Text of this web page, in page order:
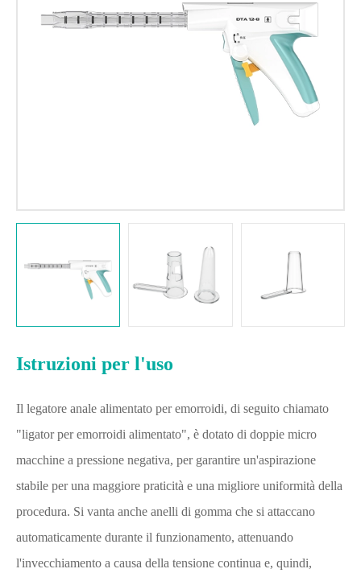
Istruzioni per l'uso
Il legatore anale alimentato per emorroidi, di seguito chiamato
"ligator per emorroidi alimentato", è dotato di doppie micro
macchine a pressione negativa, per garantire un'aspirazione
stabile per una maggiore praticità e una migliore uniformità della
procedura. Si vanta anche anelli di gomma che si attaccano
automaticamente durante il funzionamento, attenuando
l'invecchiamento a causa della tensione continua e, quindi,